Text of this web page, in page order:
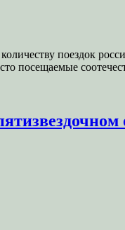
поездок
посещаемые